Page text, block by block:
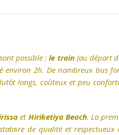
sont possible :le train(au départ
2h. De nombreux bus
longs, coûteux et peu
et Hiriketiya Beach. La
de qualité et